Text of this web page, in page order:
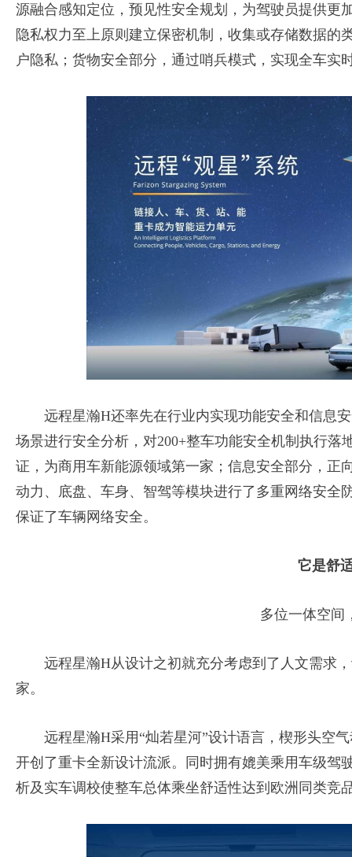
源融合感知定位，预见性安全规划，为驾驶员提供更
隐私权力至上原则建立保密机制，收集或存储数据的
户隐私；货物安全部分，通过哨兵模式，实现全车实
远程星瀚H还率先在行业内实现功能安全和信息安
场景进行安全分析，对200+整车功能安全机制执行
证，为商用车新能源领域第一家；信息安全部分，正
动力、底盘、车身、智驾等模块进行了多重网络安全
保证了车辆网络安全。
它是舒适
多位一体空间
远程星瀚H从设计之初就充分考虑到了人文需求，
家。
远程星瀚H采用“灿若星河”设计语言，楔形头空气
开创了重卡全新设计流派。同时拥有媲美乘用车级驾
析及实车调校使整车总体乘坐舒适性达到欧洲同类竞